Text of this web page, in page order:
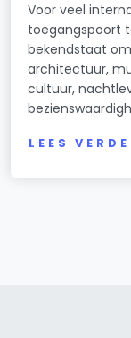
Voor veel
toegangspoort
bekendstaat
architectuur,
cultuur,
LEES